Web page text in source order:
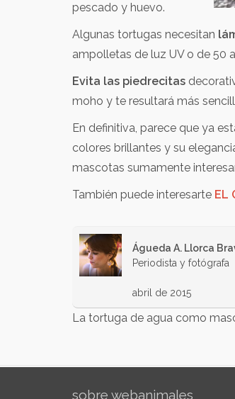
pescado y huevo.
Algunas tortugas necesitan
ampolletas de luz UV o de 50
Evita las piedrecitas
moho y te resultará más
En definitiva, parece que ya
colores brillantes y su
mascotas sumamente
También puede interesarte EL
Águeda A. Llorca
Periodista y fotógrafa
abril de 2015
La tortuga de agua como
sobre webanimales